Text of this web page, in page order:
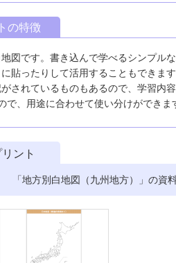
の特徴
図です。書き込んで学べるシンプルな
貼ったりして活用することもできます
されているものもあるので、学習内
で、用途に合わせて使い分けができま
ント
「地方別白地図（九州地方）」の資